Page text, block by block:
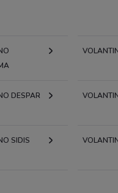
DESPAR
SIDIS